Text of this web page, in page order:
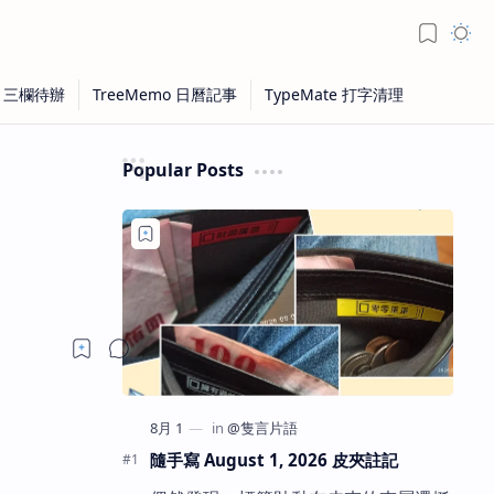
Popular Posts
隨手寫 August 1, 2026 皮夾註記